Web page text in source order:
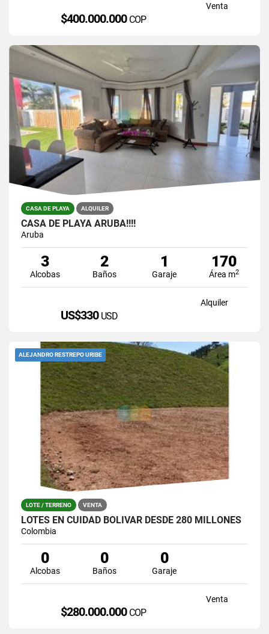
Venta
$400.000.000 COP
CASA DE PLAYA ALQUILER
CASA DE PLAYA ARUBA!!!!
Aruba
3
Alcobas
2
Baños
1
Garaje
170
Área m2
Alquiler
US$330 USD
ALEJANDRO RESTREPO URIBE
LOTE / TERRENO VENTA
LOTES EN CUIDAD BOLIVAR DESDE 280 MILLONES
Colombia
0
Alcobas
0
Baños
0
Garaje
Venta
$280.000.000 COP